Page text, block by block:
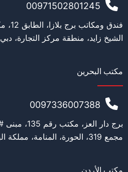
00971502801245
الشيخ زايد، منطقة مركز التجارة، دبي
مكتب البحرين
0097336007388
مجمع 319، الحورة، المنامة، مملكة البحرين
مكتب الأردن